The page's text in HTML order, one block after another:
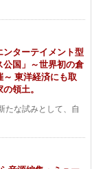
ンターテイメント型
公国」～世界初の倉
東洋経済にも取
領土。
たな試みとして、自